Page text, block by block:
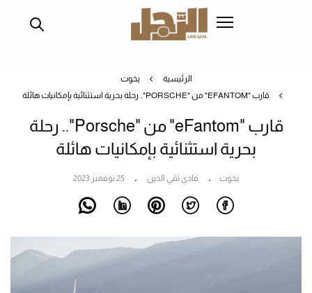
الرئيسية
يخوت
قارب "EFANTOM" من "PORSCHE".. رحلة بحرية استثنائية بإمكانيات هائلة
قارب "eFantom" من "Porsche".. رحلة
بحرية استثنائية بإمكانيات هائلة
يخوت فادي تقي الدين 25 نوفمبر 2023